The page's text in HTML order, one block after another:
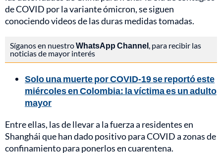
de COVID por la variante ómicron, se siguen
conociendo videos de las duras medidas tomadas.
Síganos en nuestroWhatsApp Channel, para recibir las
noticias de mayor interés
Solo una muerte por COVID-19 se reportó este
miércoles en Colombia: la víctima es un adulto
mayor
Entre ellas, las de llevar a la fuerza a residentes en
Shanghái que han dado positivo para COVID a zonas de
confinamiento para ponerlos en cuarentena.